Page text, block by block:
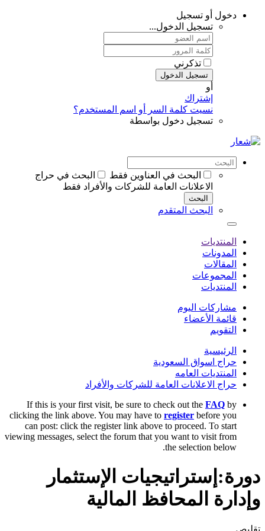
دخول أو تسجيل
تسجيل الدخول...
تذكرني
تسجيل الدخول
أو
إشتراك
نسيت كلمة السر أو اسم المستخدم؟
تسجيل دخول بواسطة
البحث في العناوين فقط
البحث في حراج
الاعلانات العامة للشركات والأفراد فقط
البحث
البحث المتقدم
المنتديات
المدونات
المقالات
المجموعات
المنتديات
مشاركات اليوم
قائمة الأعضاء
التقويم
الرئيسية
حراج اسواق السعودية
المنتديات العامه
حراج الاعلانات العامة للشركات والأفراد
If this is your first visit, be sure to check out the FAQ by
clicking the link above. You may have to register before you
can post: click the register link above to proceed. To start
viewing messages, select the forum that you want to visit from
the selection below.
دورة:إستراتيجيات الإستثمار
وإدارة المحافظ المالية
تقليص